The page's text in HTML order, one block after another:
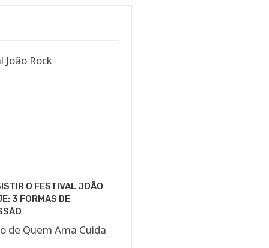
O FESTIVAL JOÃO
3 FORMAS DE